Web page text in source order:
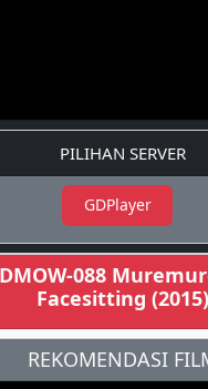
PILIHAN SERVER
GDPlayer
088
Facesitting (2015)
REKOMENDASI